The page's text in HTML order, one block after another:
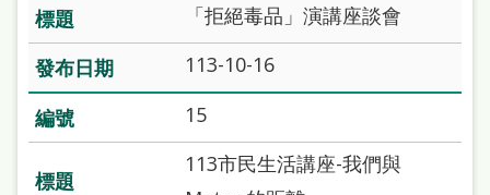
我
「拒絕毒品」演講座談會
113-10-16
15
113市民生活講座-我們與